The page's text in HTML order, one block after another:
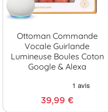
Ottoman Commande
Vocale Guirlande
Lumineuse Boules Coton
Google & Alexa
39,99 €